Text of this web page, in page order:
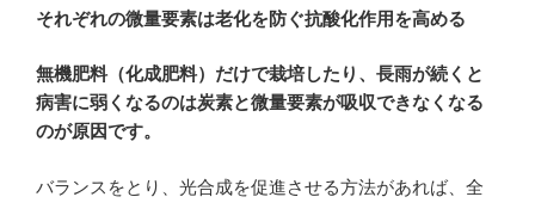
それぞれの微量要素は老化を防ぐ抗酸化作用を高める
無機肥料（化成肥料）だけで栽培したり、長雨が続くと
病害に弱くなるのは炭素と微量要素が吸収できなくなる
のが原因です。
バランスをとり、光合成を促進させる方法があれば、全